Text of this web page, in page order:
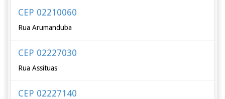
CEP 02210060
Rua Arumanduba
CEP 02227030
Rua Assituas
CEP 02227140